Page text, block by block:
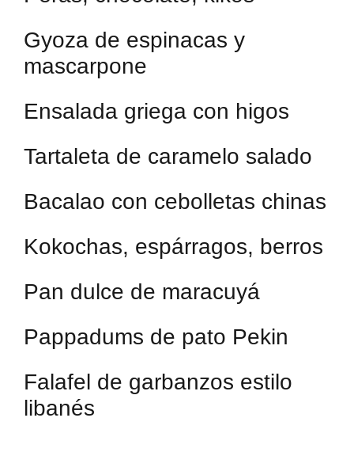
Gyoza de espinacas y
mascarpone
Ensalada griega con higos
Tartaleta de caramelo salado
Bacalao con cebolletas chinas
Kokochas, espárragos, berros
Pan dulce de maracuyá
Pappadums de pato Pekin
Falafel de garbanzos estilo
libanés